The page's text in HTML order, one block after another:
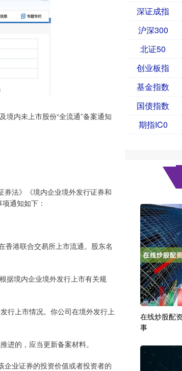
内未上市股份“全流通”备案通知
法》《境内企业境外发行证券和
通知如下：
港联合交易所上市流通。股东名
境内企业境外发行上市有关规
上市情况。你公司在境外发行上
的，应当更新备案材料。
业证券的投资价值或者投资者的
深证成指
沪深300
北证50
创业板指
基金指数
国债指数
期指IC0
在线炒股配
事